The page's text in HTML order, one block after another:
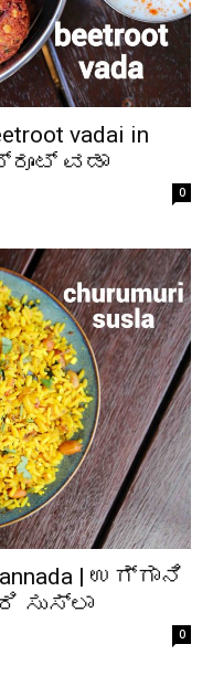
vadai in
ವಡಾ
0
| ಉಗ್ಗಾನಿ
ಸುಸ್ಲಾ
0